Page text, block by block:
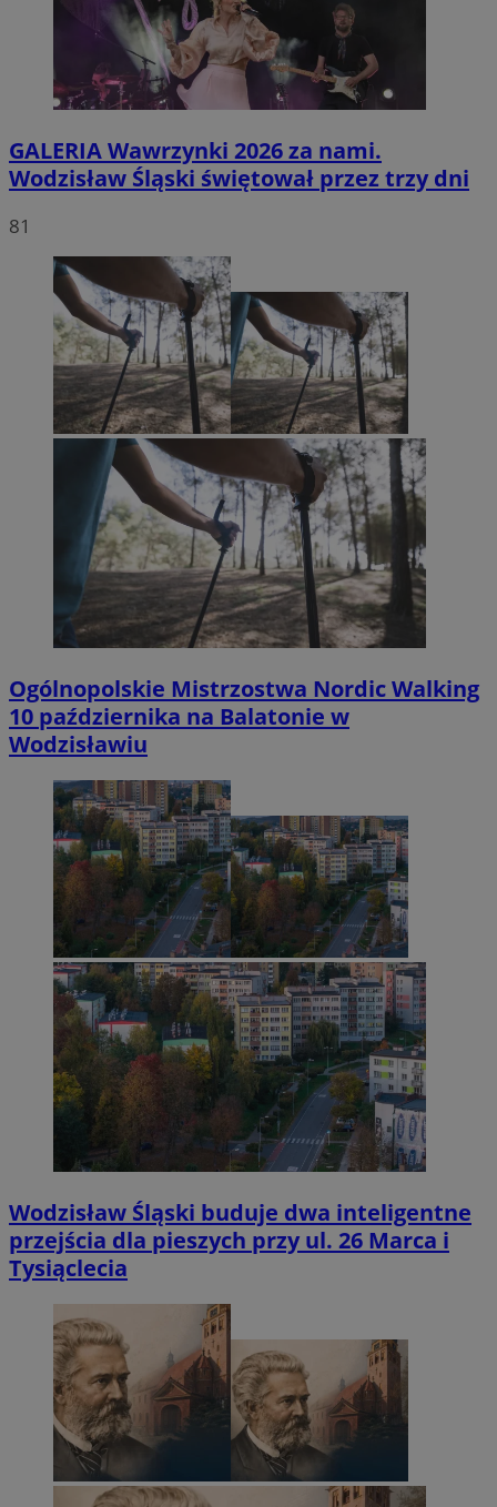
GALERIAWawrzynki 2026 za nami.
Wodzisław Śląski świętował przez trzy dni
81
Ogólnopolskie Mistrzostwa Nordic Walking
10 października na Balatonie w
Wodzisławiu
Wodzisław Śląski buduje dwa inteligentne
przejścia dla pieszych przy ul. 26 Marca i
Tysiąclecia